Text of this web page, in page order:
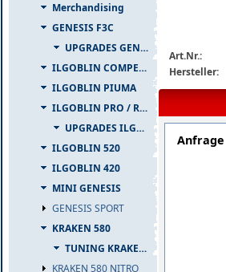
Merchandising
GENESIS F3C
UPGRADES GENESIS F3C
ILGOBLIN COMPETIZIONE
ILGOBLIN PIUMA
ILGOBLIN PRO / RAW 700
UPGRADES ILGOBLIN PRO / RAW 700
ILGOBLIN 520
ILGOBLIN 420
MINI GENESIS
GENESIS SPORT
KRAKEN 580
TUNING KRAKEN 580
KRAKEN 580 NITRO
Art.Nr.:
Hersteller:
Anfrage